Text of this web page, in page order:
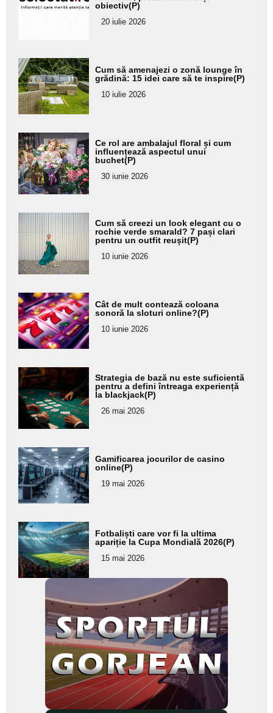
subtitlu
obiectiv(P)
20 iulie 2026
Adaugă
aici textul
pentru
subtitlu
Cum să amenajezi o zonă lounge în
grădină: 15 idei care să te inspire(P)
10 iulie 2026
Adaugă
aici textul
pentru
subtitlu
Ce rol are ambalajul floral și cum
influențează aspectul unui
buchet(P)
30 iunie 2026
Adaugă
aici textul
pentru
subtitlu
Cum să creezi un look elegant cu o
rochie verde smarald? 7 pași clari
pentru un outfit reușit(P)
10 iunie 2026
Adaugă
aici textul
pentru
subtitlu
Cât de mult contează coloana
sonoră la sloturi online?(P)
10 iunie 2026
Adaugă
aici textul
pentru
subtitlu
Strategia de bază nu este suficientă
pentru a defini întreaga experiență
la blackjack(P)
26 mai 2026
Adaugă
aici textul
pentru
subtitlu
Gamificarea jocurilor de casino
online(P)
19 mai 2026
Adaugă
aici textul
pentru
subtitlu
Fotbaliști care vor fi la ultima
apariție la Cupa Mondială 2026(P)
15 mai 2026